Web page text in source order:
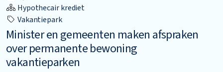
Hypothecair krediet
Vakantiepark
Minister en gemeenten maken afspraken
over permanente bewoning
vakantieparken